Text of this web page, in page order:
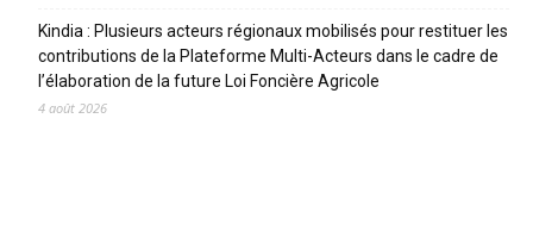
Kindia : Plusieurs acteurs régionaux mobilisés pour restituer les
contributions de la Plateforme Multi-Acteurs dans le cadre de
l’élaboration de la future Loi Foncière Agricole
4 août 2026